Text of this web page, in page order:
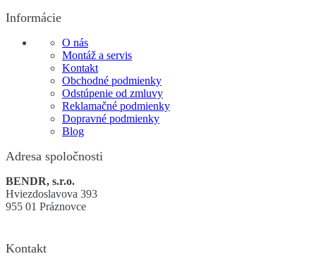
Informácie
O nás
Montáž a servis
Kontakt
Obchodné podmienky
Odstúpenie od zmluvy
Reklamačné podmienky
Dopravné podmienky
Blog
Adresa spoločnosti
BENDR, s.r.o.
Hviezdoslavova 393
955 01 Práznovce
Kontakt